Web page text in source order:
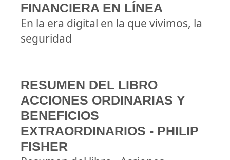
FINANCIERA EN LÍNEA
En la era digital en la que vivimos, la
seguridad
RESUMEN DEL LIBRO
ACCIONES ORDINARIAS Y
BENEFICIOS
EXTRAORDINARIOS - PHILIP
FISHER